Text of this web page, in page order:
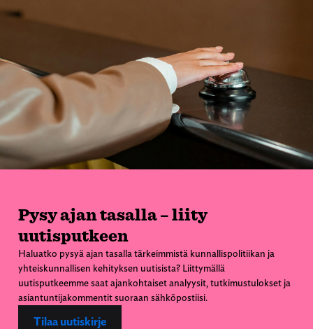
Pysy ajan tasalla – liity
uutisputkeen
Haluatko pysyä ajan tasalla tärkeimmistä kunnallispolitiikan ja
yhteiskunnallisen kehityksen uutisista? Liittymällä
uutisputkeemme saat ajankohtaiset analyysit, tutkimustulokset ja
asiantuntijakommentit suoraan sähköpostiisi.
Tilaa uutiskirje